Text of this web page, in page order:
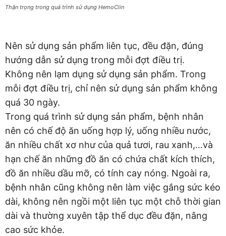
Thận trọng trong quá trình sử dụng HemoClin
Nên sử dụng sản phẩm liên tục, đều đặn, đúng
hướng dẫn sử dụng trong mỗi đợt điều trị.
Không nên lạm dụng sử dụng sản phẩm. Trong
mỗi đợt điều trị, chỉ nên sử dụng sản phẩm không
quá 30 ngày.
Trong quá trình sử dụng sản phẩm, bệnh nhân
nên có chế độ ăn uống hợp lý, uống nhiều nước,
ăn nhiều chất xơ như của quả tươi, rau xanh,…và
hạn chế ăn những đồ ăn có chứa chất kích thích,
đồ ăn nhiều dầu mỡ, có tính cay nóng. Ngoài ra,
bệnh nhân cũng không nên làm việc gắng sức kéo
dài, không nên ngồi một liên tục một chỗ thời gian
dài và thường xuyên tập thể dục đều đặn, nâng
cao sức khỏe.